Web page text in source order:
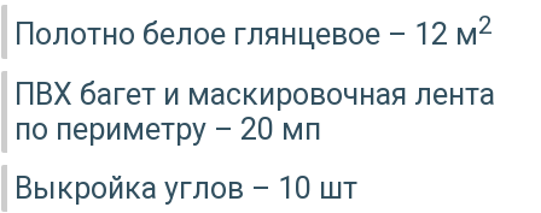
Полотно белое глянцевое – 12 м2
ПВХ багет и маскировочная лента
по периметру – 20 мп
Выкройка углов – 10 шт